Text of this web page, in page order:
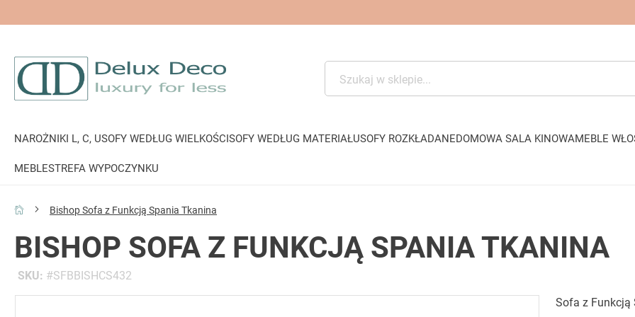
NAROŻNIKI L, C, USOFY WEDŁUG WIELKOŚCISOFY WEDŁUG MATERIAŁUSOFY ROZKŁADANEDOMOWA SALA KINOWAMEBLE
MEBLESTREFA WYPOCZYNKU
Bishop Sofa z Funkcją Spania Tkanina
BISHOP SOFA Z FUNKCJĄ SPANIA TKANINA
SKU
SFBBISHCS432
Sofa z Funkcją